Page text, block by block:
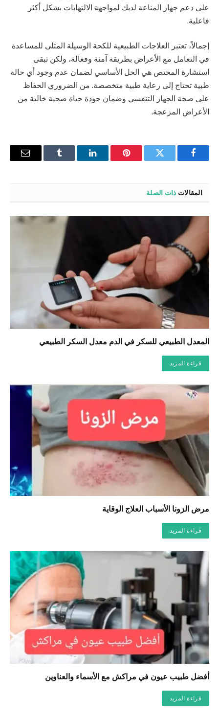
على دعم جهاز المناعة لديك لمواجهة الالتهابات بشكل أكثر
فاعلية.
إجمالاً، تعتبر العلاجات الطبيعية للكحة الوسيلة المثلى للمساعدة
في التعامل مع الأعراض بطريقة آمنة وفعالة، ولكن تبقى
استشارة المختص هي الحل الأساسي لضمان عدم وجود أي حالة
طبية تحتاج إلى رعاية طبية متخصصة. من الضروري الحفاظ
على صحة الجهاز التنفسي وضمان جودة حياة صحية خالية من
الأعراض المزعجة.
فيسبوك تويتر بينتيريستلينكدإن Tumblr
البريد
المقالات ذات الصلة
المعدل الطبيعي للسكر في الدم معدل السكر الطبيعي
قراءة المزيد
مرض الزونا الأسباب العلاج الوقاية
قراءة المزيد
أفضل طبيب عيون في مراكش مع الأسماء والعناوين
قراءة المزيد